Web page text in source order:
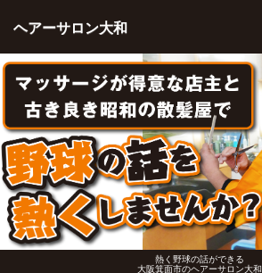
熱く野球の話ができる
大阪箕面市のヘアーサロン大和
ヘアーサロン大和